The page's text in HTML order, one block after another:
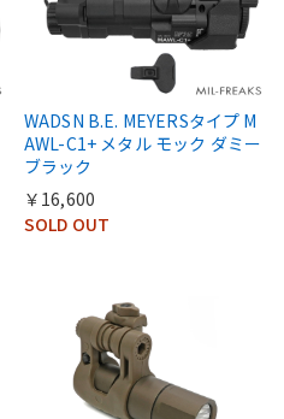
WADSN B.E. MEYERSタイプ M
AWL-C1+ メタル モック ダミー
ブラック
￥16,600
SOLD OUT